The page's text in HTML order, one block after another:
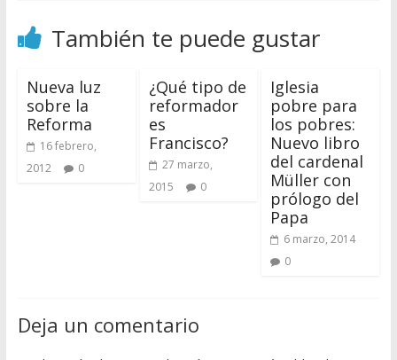
También te puede gustar
Nueva luz
sobre la
Reforma
16 febrero,
2012
0
¿Qué tipo de
reformador
es
Francisco?
27 marzo,
2015
0
Iglesia
pobre para
los pobres:
Nuevo libro
del cardenal
Müller con
prólogo del
Papa
6 marzo, 2014
0
Deja un comentario